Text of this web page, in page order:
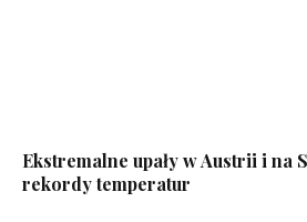
Ekstremalne upały w Austrii i na
rekordy temperatur